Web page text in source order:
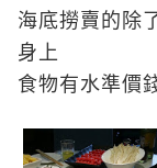
海底撈賣的除
身上
食物有水準價